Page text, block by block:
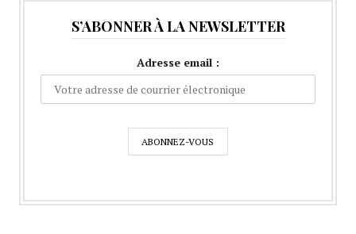
S’ABONNER À LA NEWSLETTER
Adresse email :